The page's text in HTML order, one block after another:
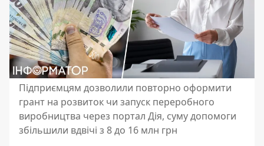
Підприємцям дозволили повторно оформити
грант на розвиток чи запуск переробного
виробництва через портал Дія, суму допомоги
збільшили вдвічі з 8 до 16 млн грн